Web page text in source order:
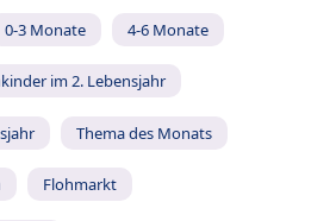
0-3 Monate 4-6 Monate
im 2. Lebensjahr
Thema des Monats
Flohmarkt